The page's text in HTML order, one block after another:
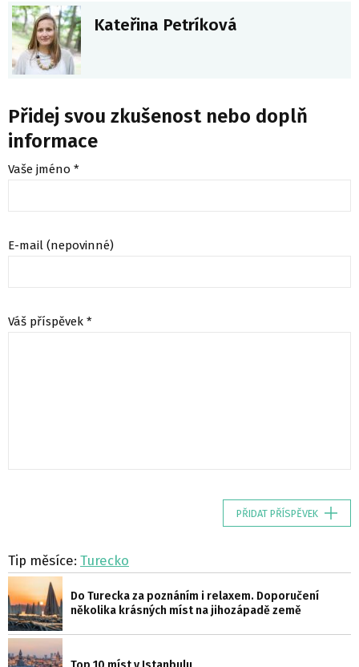
Kateřina Petríková
Přidej svou zkušenost nebo doplň
informace
Vaše jméno *
E-mail (nepovinné)
Váš příspěvek *
PŘIDAT PŘÍSPĚVEK
Tip měsíce: Turecko
Do Turecka za poznáním i relaxem. Doporučení
několika krásných míst na jihozápadě země